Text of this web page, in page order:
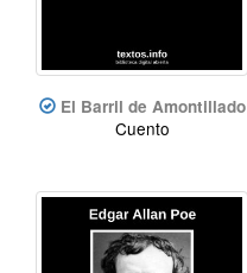
El Barril de Amontillado
Cuento